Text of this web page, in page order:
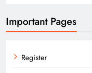
Important Pages
Register